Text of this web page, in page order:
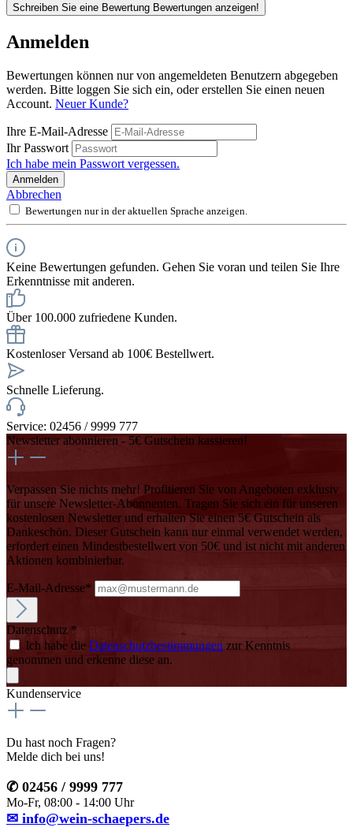
Schreiben Sie eine Bewertung Bewertungen anzeigen!
Anmelden
Bewertungen können nur von angemeldeten Benutzern abgegeben
werden. Bitte loggen Sie sich ein, oder erstellen Sie einen neuen
Account. Neuer Kunde?
Ihre E-Mail-Adresse
Ihr Passwort
Ich habe mein Passwort vergessen.
Anmelden
Abbrechen
Bewertungen nur in der aktuellen Sprache anzeigen.
Keine Bewertungen gefunden. Gehen Sie voran und teilen Sie Ihre
Erkenntnisse mit anderen.
Über 100.000 zufriedene Kunden.
Kostenloser Versand ab 100€ Bestellwert.
Schnelle Lieferung.
Service: 02456 / 9999 777
Newsletter abonnieren - 5€ Gutschein kassieren!
Verpassen Sie nichts mehr! Profitieren Sie von Angeboten exklusiv
für unsere Newsletter-Abonnenten. Tragen Sie sich ein für unseren
kostenlosen Newsletter und erhalten Sie einen 5€ Gutschein als
Dankeschön. Dieser Gutschein kann nur einmal verwendet werden,
erfordert einen Mindestbestellwert von 50€ und ist nicht mit anderen
Aktionen kombinierbar.
E-Mail-Adresse*
Datenschutz *
Ich habe die Datenschutzbestimmungen zur Kenntnis
genommen und erkenne diese an.
Kundenservice
Du hast noch Fragen?
Melde dich bei uns!
✆ 02456 / 9999 777
Mo-Fr, 08:00 - 14:00 Uhr
✉ info@wein-schaepers.de